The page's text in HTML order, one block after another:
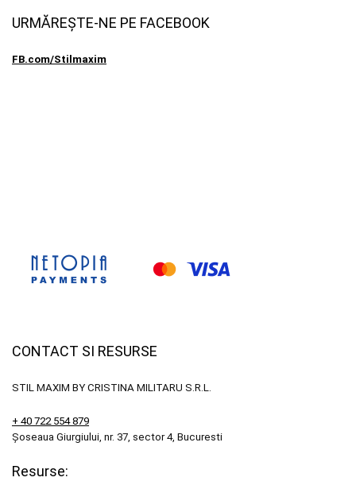
URMĂREȘTE-NE PE FACEBOOK
FB.com/Stilmaxim
CONTACT SI RESURSE
STIL MAXIM BY CRISTINA MILITARU S.R.L.
+ 40 722 554 879
Șoseaua Giurgiului, nr. 37, sector 4, Bucuresti
Resurse: